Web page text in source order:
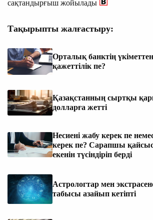
сақтандырғыш жойылады
Тақырыпты жалғастыру:
Орталық банктің үкіметтен
қажеттілік пе?
Қазақстанның сыртқы
долларға жетті
Несиені жабу керек пе
керек пе? Сарапшы
екенін түсіндіріп берді
Астрологтар мен
табысы азайып кетіпті